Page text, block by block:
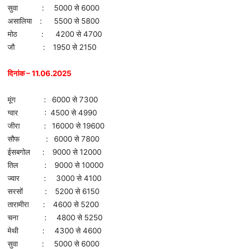
सुवा : 5000 से 6000
असालिया : 5500 से 5800
मोठ : 4200 से 4700
जौ : 1950 से 2150
दिनांक – 11.06.2025
मूंग : 6000 से 7300
ग्वार : 4500 से 4990
जीरा : 16000 से 19600
सौफ : 6000 से 7800
ईसबगोल : 9000 से 12000
तिल : 9000 से 10000
ज्वार : 3000 से 4100
सरसों : 5200 से 6150
तारामीरा : 4600 से 5200
चना : 4800 से 5250
मेथी : 4300 से 4600
सुवा : 5000 से 6000